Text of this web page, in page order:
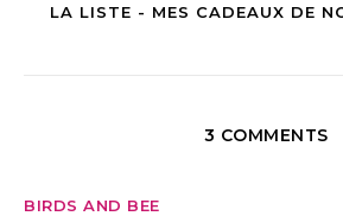
LA LISTE - MES CADEAUX DE
3 COMMENTS
BIRDS AND BEE